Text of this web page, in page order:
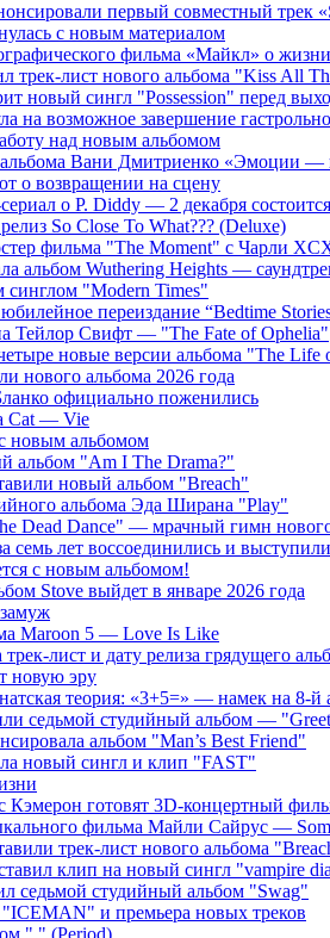
первый совместный
с новым материалом
фильма «Майкл» о
трек-лист нового альбома "Kiss All
новый сингл "Possession" перед
на возможное завершение
над новым альбомом
Вани Дмитриенко «Эмоции —
о возвращении на сцену
о P. Diddy — 2 декабря
So Close To What??? (Deluxe)
фильма "The Moment" с Чарли
альбом Wuthering Heights —
"Modern Times"
переиздание “Bedtime
Тейлор Свифт — "The Fate of Ophelia"
новые версии альбома "The Life
нового альбома 2026 года
официально поженились
Cat — Vie
новым альбомом
альбом "Am I The Drama?"
новый альбом "Breach"
альбома Эда Ширана "Play"
Dead Dance" — мрачный гимн
семь лет воссоединились и
с новым альбомом!
Stove выйдет в январе 2026 года
Maroon 5 — Love Is Like
лист и дату релиза грядущего
новую эру
теория: «3+5=» — намек на 8-й
седьмой студийный альбом —
альбом "Man’s Best Friend"
новый сингл и клип "FAST"
готовят 3D-концертный
фильма Майли Сайрус —
трек-лист нового альбома
клип на новый сингл "vampire
седьмой студийный альбом "Swag"
и премьера новых треков
"." (Period)